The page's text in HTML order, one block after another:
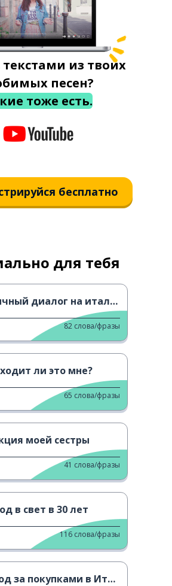
текстами из твоих
песен?
тоже есть.
бесплатно
для тебя
диалог на итальянском
82 слова/фразы
ли это мне?
65 слова/фразы
моей сестры
41 слова/фразы
в свет в 30 лет
116 слова/фразы
за покупками в Италии